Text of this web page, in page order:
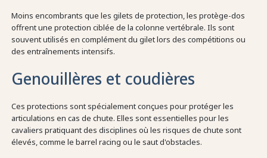
Moins encombrants que les gilets de protection, les protège-dos
offrent une protection ciblée de la colonne vertébrale. Ils sont
souvent utilisés en complément du gilet lors des compétitions ou
des entraînements intensifs.
Genouillères et coudières
Ces protections sont spécialement conçues pour protéger les
articulations en cas de chute. Elles sont essentielles pour les
cavaliers pratiquant des disciplines où les risques de chute sont
élevés, comme le barrel racing ou le saut d'obstacles.